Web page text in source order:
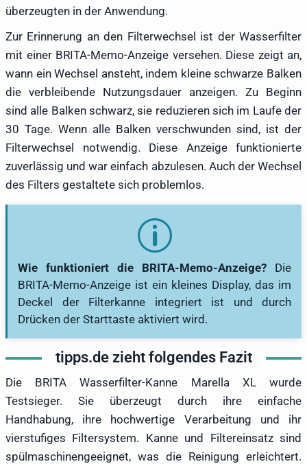
überzeugten in der Anwendung.
Zur Erinnerung an den Filterwechsel ist der Wasserfilter
mit einer BRITA-Memo-Anzeige versehen. Diese zeigt an,
wann ein Wechsel ansteht, indem kleine schwarze Balken
die verbleibende Nutzungsdauer anzeigen. Zu Beginn
sind alle Balken schwarz, sie reduzieren sich im Laufe der
30 Tage. Wenn alle Balken verschwunden sind, ist der
Filterwechsel notwendig. Diese Anzeige funktionierte
zuverlässig und war einfach abzulesen. Auch der Wechsel
des Filters gestaltete sich problemlos.
Wie funktioniert die BRITA-Memo-Anzeige? Die
BRITA-Memo-Anzeige ist ein kleines Display, das im
Deckel der Filterkanne integriert ist und durch
Drücken der Starttaste aktiviert wird.
tipps.de zieht folgendes Fazit
Die BRITA Wasserfilter-Kanne Marella XL wurde
Testsieger. Sie überzeugt durch ihre einfache
Handhabung, ihre hochwertige Verarbeitung und ihr
vierstufiges Filtersystem. Kanne und Filtereinsatz sind
spülmaschinengeeignet, was die Reinigung erleichtert.